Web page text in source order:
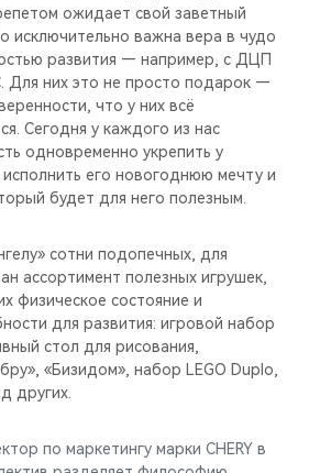
ожидает свой заветный
исключительно важна вера в чудо
развития — например, с ДЦП
Для них это не просто подарок —
что у них всё
Сегодня у каждого из нас
одновременно укрепить у
его новогоднюю мечту и
будет для него полезным.
сотни подопечных, для
ассортимент полезных игрушек,
физическое состояние и
для развития: игровой набор
стол для рисования,
«Бизидом», набор LEGO Duplo,
других.
по маркетингу марки CHERY в